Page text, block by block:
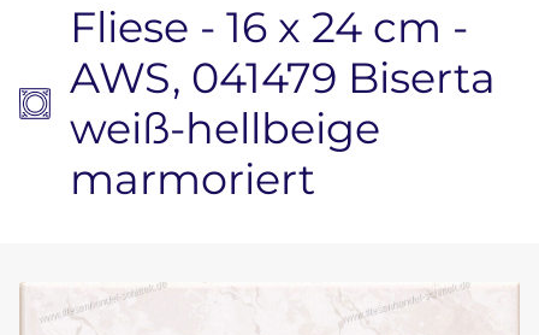
Fliese - 16 x 24 cm -
AWS, 041479 Biserta
weiß-hellbeige
marmoriert